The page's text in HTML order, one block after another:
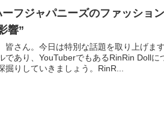
フジャパニーズのファッショ
響”
皆さん。今日は特別な話題を取り上げま
であり、YouTuberでもあるRinRin Doll
掘りしていきましょう。RinR...